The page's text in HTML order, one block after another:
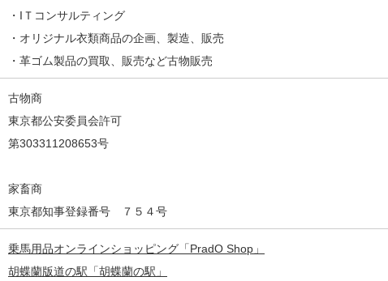
・IＴコンサルティング
・オリジナル衣類商品の企画、製造、販売
・革ゴム製品の買取、販売など古物販売
古物商
東京都公安委員会許可
第303311208653号
家畜商
東京都知事登録番号 ７５４号
乗馬用品オンラインショッピング「PradO Shop」
胡蝶蘭版道の駅「胡蝶蘭の駅」